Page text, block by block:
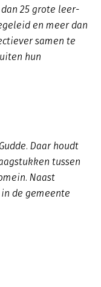
25 grote leer-
en meer dan
samen te
hun
Daar houdt
tussen
Naast
de gemeente